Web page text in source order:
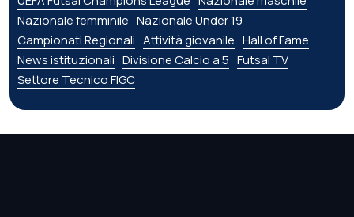
Nazionale femminile Nazionale Under 19
Campionati Regionali Attività giovanile Hall of Fame
News istituzionali Divisione Calcio a 5 Futsal TV
Settore Tecnico FIGC